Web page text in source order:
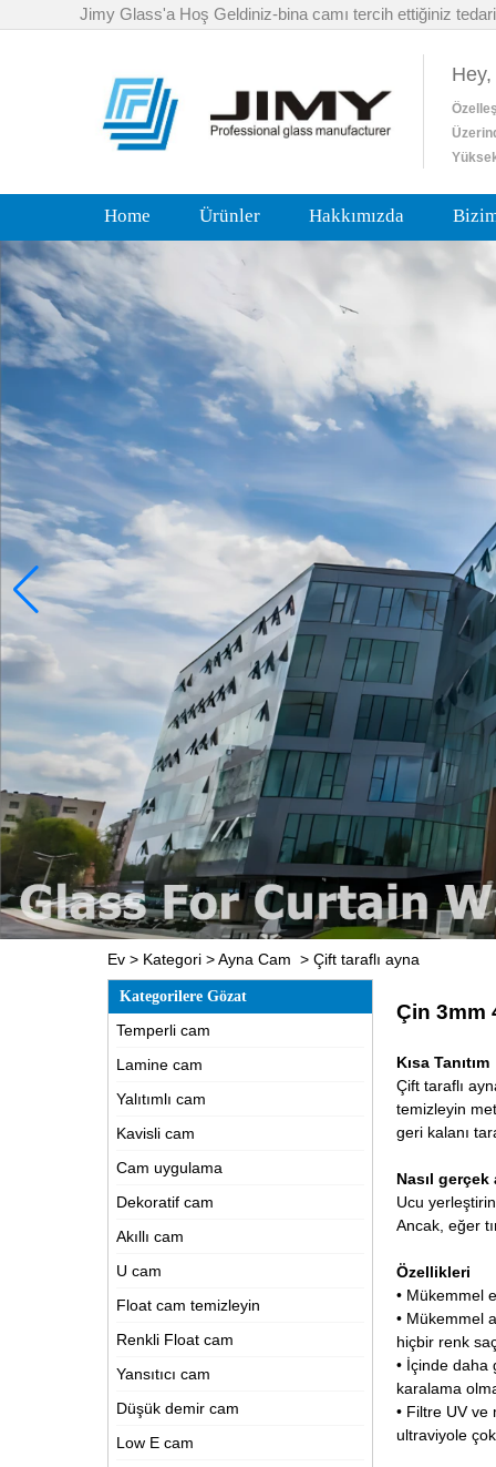
Jimy Glass'a Hoş Geldiniz-bina camı tercih ettiğiniz
Home Ürünler Hakkımızda
Ev > Kategori >Ayna Cam > Çift taraflı ayna
Kategorilere Gözat
Temperli cam
Lamine cam
Yalıtımlı cam
Kavisli cam
Cam uygulama
Dekoratif cam
Akıllı cam
U cam
Float cam temizleyin
Renkli Float cam
Yansıtıcı cam
Düşük demir cam
Low E cam
Çin 3mm
Kısa Tanıtım
Çift taraflı
temizleyin
geri kalanı
Nasıl
Ucu
Ancak, eğer
Özellikleri
• Mükemmel
• Mükemmel
hiçbir renk
• İçinde daha
karalama
• Filtre UV ve
ultraviyole